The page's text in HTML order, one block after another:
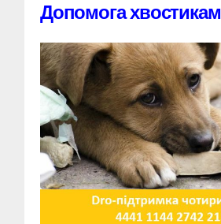
Допомога хвостикам